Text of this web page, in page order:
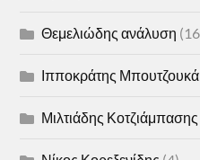
Θεμελιώδης ανάλυση
Ιπποκράτης
Μιλτιάδης Κοτζιάμπασης